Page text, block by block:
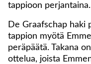
tappioon perjantaina.
De Graafschap haki
tappion myötä
peräpäätä. Takana
ottelua, joista